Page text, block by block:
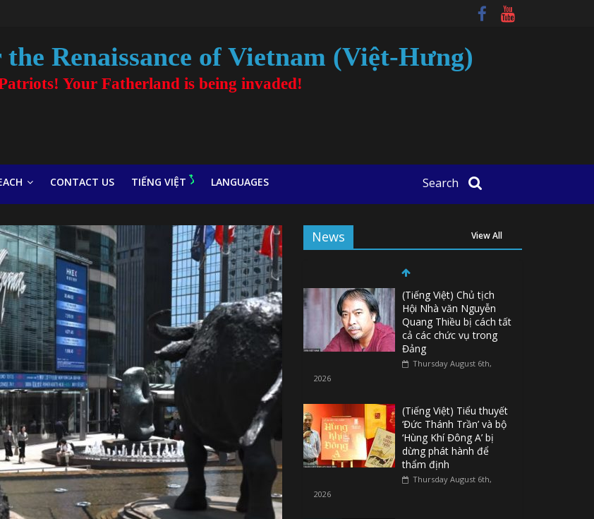
Renaissance of Vietnam (Việt-Hưng)
Your Fatherland is being invaded!
CONTACT US TIẾNG VIỆT LANGUAGES Search
News View All
(Tiếng Việt) Chủ tịch
Hội Nhà văn Nguyễn
Quang Thiều bị cách tất
cả các chức vụ trong
Đảng
Thursday August 6th,
2026
(Tiếng Việt) Tiểu thuyết
‘Đức Thánh Trần’ và bộ
‘Hùng Khí Đông A’ bị
dừng phát hành để
thẩm định
Thursday August 6th,
2026